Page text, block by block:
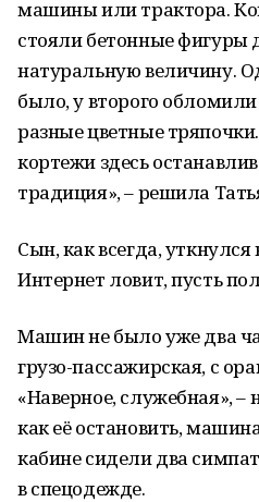
машины или трактора.
стояли бетонные фигуры
натуральную величину.
было, у второго
разные цветные
кортежи здесь
традиция», – решила
Сын, как всегда,
Интернет ловит, пусть
Машин не было уже два
грузо-пассажирская, с
«Наверное, служебная», –
как её остановить,
кабине сидели два
в спецодежде.